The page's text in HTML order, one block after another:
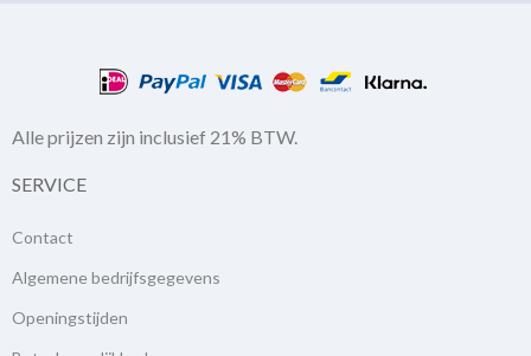
Alle prijzen zijn inclusief 21% BTW.
SERVICE
Contact
Algemene bedrijfsgegevens
Openingstijden